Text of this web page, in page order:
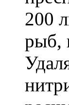
200
рыб,